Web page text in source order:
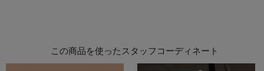
この商品を使ったスタッフコーディネート